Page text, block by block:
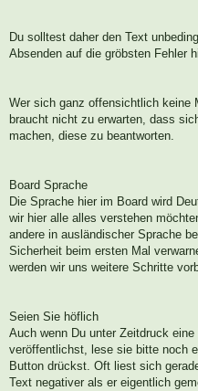
Du solltest daher den Text
Absenden auf die gröbsten Fehler
Wer sich ganz offensichtlich keine
braucht nicht zu erwarten, dass
machen, diese zu beantworten.
Board Sprache
Die Sprache hier im Board wird
wir hier alle alles verstehen
andere in ausländischer Sprache
Sicherheit beim ersten Mal
werden wir uns weitere Schritte
Seien Sie höflich
Auch wenn Du unter Zeitdruck
veröffentlichst, lese sie bitte noch
Button drückst. Oft liest sich
Text negativer als er eigentlich